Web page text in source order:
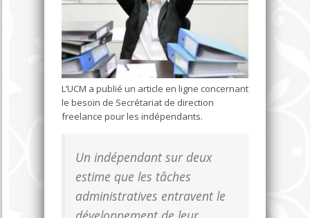
L’UCM a publié un article en ligne concernant
le besoin de Secrétariat de direction
freelance pour les indépendants.
Un indépendant sur deux
estime que les tâches
administratives entravent le